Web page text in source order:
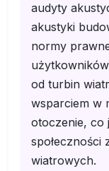
audyty
akustyki
normy
od turbin
wsparciem w
otoczenie, co
wiatrowych.